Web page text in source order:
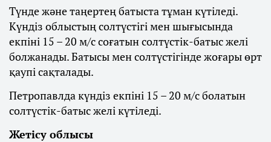
Түнде және таңертең батыста тұман күтіледі.
Күндіз облыстың солтүстігі мен шығысында
екпіні 15 – 20 м/с соғатын солтүстік-батыс желі
болжанады. Батысы мен солтүстігінде жоғары өрт
қаупі сақталады.
Петропавлда күндіз екпіні 15 – 20 м/с болатын
солтүстік-батыс желі күтіледі.
Жетісу облысы